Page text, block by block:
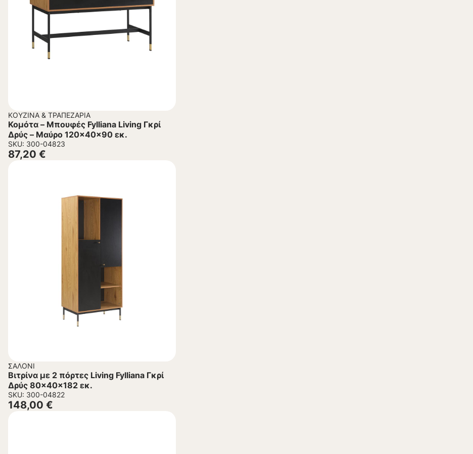
ΚΟΥΖΊΝΑ & ΤΡΑΠΕΖΑΡΊΑ
Κομότα – Μπουφές Fylliana Living Γκρί
Δρύς – Μαύρο 120x40x90 εκ.
SKU: 300-04823
87,20 €
ΣΑΛΌΝΙ
Βιτρίνα με 2 πόρτες Living Fylliana Γκρί
Δρύς 80x40x182 εκ.
SKU: 300-04822
148,00 €